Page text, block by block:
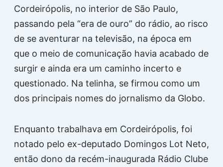
Cordeirópolis, no interior de São Paulo,
passando pela “era de ouro” do rádio, ao risco
de se aventurar na televisão, na época em
que o meio de comunicação havia acabado de
surgir e ainda era um caminho incerto e
questionado. Na telinha, se firmou como um
dos principais nomes do jornalismo da Globo.
Enquanto trabalhava em Cordeirópolis, foi
notado pelo ex-deputado Domingos Lot Neto,
então dono da recém-inaugurada Rádio Clube